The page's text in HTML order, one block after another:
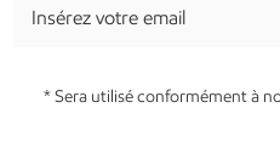
* Sera utilisé conformément à